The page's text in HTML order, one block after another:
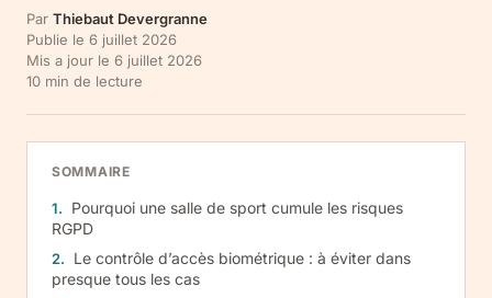
Par Thiebaut Devergranne
Publie le 6 juillet 2026
Mis a jour le 6 juillet 2026
10 min de lecture
SOMMAIRE
Pourquoi une salle de sport cumule les risques
RGPD
Le contrôle d’accès biométrique : à éviter dans
presque tous les cas